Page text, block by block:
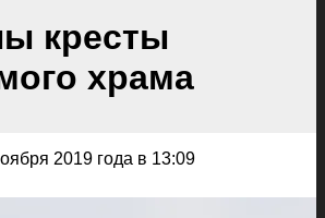
кресты
храма
2019 года в 13:09